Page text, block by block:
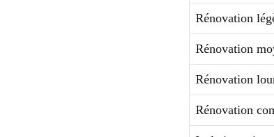
Rénovation
Rénovation
Rénovation
Rénovation